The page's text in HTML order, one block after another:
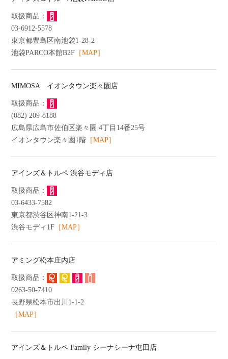
03-6912-5578
東京都豊島区南池袋1-28-2
池袋PARCO本館B2F ［MAP］
MIMOSA イオンタウン楽々園店
(082) 209-8188
広島県広島市佐伯区楽々園 4丁目14番25号
イオンタウン楽々園1階 ［MAP］
アインズ＆トルペ 渋谷モディ店
03-6433-7582
東京都渋谷区神南1-21-3
渋谷モディ1F ［MAP］
アミング松本庄内店
0263-50-7410
長野県松本市出川1-1-2
［MAP］
アインズ＆トルペ Family シーナシーナ屯田店